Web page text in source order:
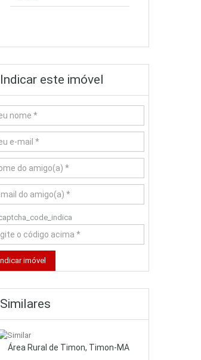
Indicar este imóvel
Similares
Área Rural de Timon, Timon-MA